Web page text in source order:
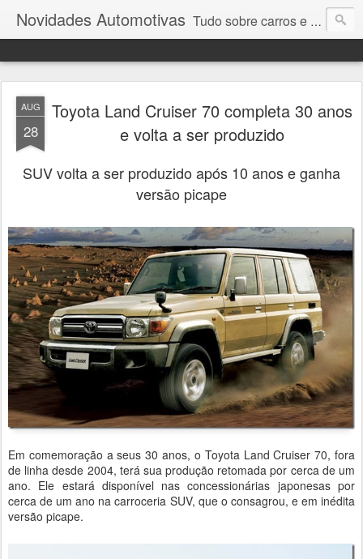
Novidades Automotivas Tudo sobre carros e motores
AUG
28
Toyota Land Cruiser 70 completa 30 anos
e volta a ser produzido
SUV volta a ser produzido após 10 anos e ganha
versão picape
Em comemoração a seus 30 anos, o Toyota Land Cruiser 70, fora
de linha desde 2004, terá sua produção retomada por cerca de um
ano. Ele estará disponível nas concessionárias japonesas por
cerca de um ano na carroceria SUV, que o consagrou, e em inédita
versão picape.